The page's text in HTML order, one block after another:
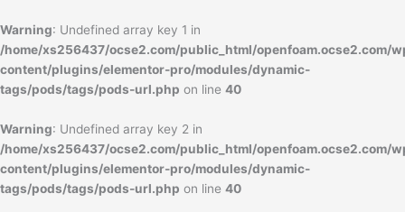
Warning: Undefined array key 1 in
/home/xs256437/ocse2.com/public_html/openfoam.ocse2.com/
content/plugins/elementor-pro/modules/dynamic-
tags/pods/tags/pods-url.php on line 40
Warning: Undefined array key 2 in
/home/xs256437/ocse2.com/public_html/openfoam.ocse2.com/
content/plugins/elementor-pro/modules/dynamic-
tags/pods/tags/pods-url.php on line 40
容
を
ス
キ
プ